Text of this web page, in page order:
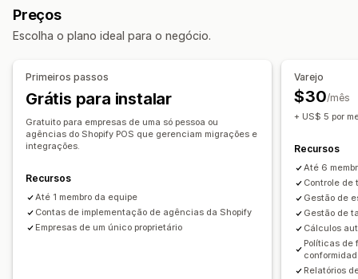
Gerenciamento de membro da equipe
Portal de autoatendimento
Acompanhamento de tempo
Registro de entrada e saída
Acesso remoto Comissões de vendas Agendamento
Atribuição de tarefa
Solicitações de folga
Permissões de membro da equipe
Alertas personalizados
Notificações ao cliente
Regras de notificação
Modelos de e-mail
Modelos de SMS
Preços
Escolha o plano ideal para o negócio.
Primeiros passos
Grátis para instalar
Gratuito para empresas de uma só pessoa ou
agências do Shopify POS que gerenciam migrações e
integrações.
Recursos
Até 1 membro da equipe
Contas de implementação de agências da Shopify
Empresas de um único proprietário
Varejo
$30/mês
+ US$ 5 por
Recursos
Até 6
Controle de
Gestão de
Gestão de
Cálculos
Políticas de
Relatórios